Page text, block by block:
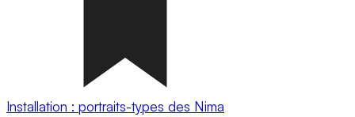
Installation : portraits-types des Nima